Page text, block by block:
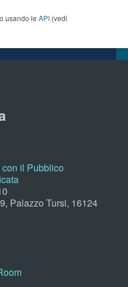
usando le API (vedi
il Pubblico
Palazzo Tursi, 16124